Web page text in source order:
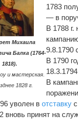
Михаила
Балка (1764-
1818).
и мастерская.
1828 г.
1783
— в
В 1788
9.8.1790
В 1790
В
уволен вотставку
вновь принят на